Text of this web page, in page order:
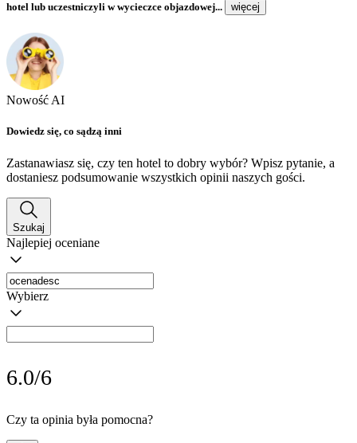
hotel lub uczestniczyli w wycieczce objazdowej...
więcej
Nowość AI
Dowiedz się, co sądzą inni
Zastanawiasz się, czy ten hotel to dobry wybór? Wpisz pytanie, a
dostaniesz podsumowanie wszystkich opinii naszych gości.
Szukaj
Najlepiej oceniane
Wybierz
6.0/6
Czy ta opinia była pomocna?